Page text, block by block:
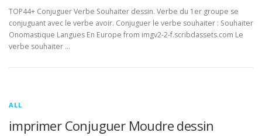
TOP44+ Conjuguer Verbe Souhaiter dessin. Verbe du 1er groupe se
conjuguant avec le verbe avoir. Conjuguer le verbe souhaiter : Souhaiter
Onomastique Langues En Europe from imgv2-2-f.scribdassets.com Le
verbe souhaiter …
ALL
imprimer Conjuguer Moudre dessin